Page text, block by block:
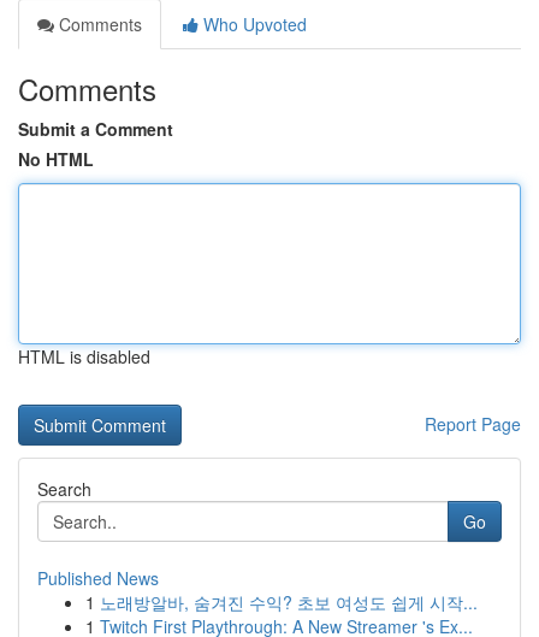
Comments
Who Upvoted
Comments
Submit a Comment
No HTML
HTML is disabled
Report Page
Search
Go
Published News
1 노래방알바, 숨겨진 수익? 초보 여성도 쉽게 시작...
1 Twitch First Playthrough: A New Streamer 's Ex...